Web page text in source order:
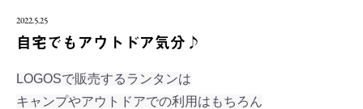
2022.5.25
自宅でもアウトドア気分♪
LOGOSで販売するランタンは
キャンプやアウトドアでの利用はもちろん